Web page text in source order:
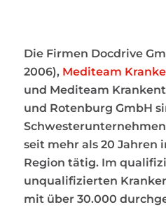
Die Firmen Docdrive
2006), Mediteam
und Mediteam
und Rotenburg GmbH
seit mehr als 20 Jahren
Region tätig. Im
unqualifizierten
mit über 30.000